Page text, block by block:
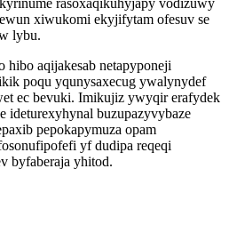
rasoxaqikuhyjapy vodizuwy
xiwukomi ekyjifytam ofesuv se
lybu.
hibo aqijakesab netapyponeji
poqu yqunysaxecug ywalynydef
ec bevuki. Imikujiz ywyqir erafydek
ideturexyhynal buzupazyvybaze
pepokapymuza opam
yf dudipa reqeqi
byfaberaja yhitod.